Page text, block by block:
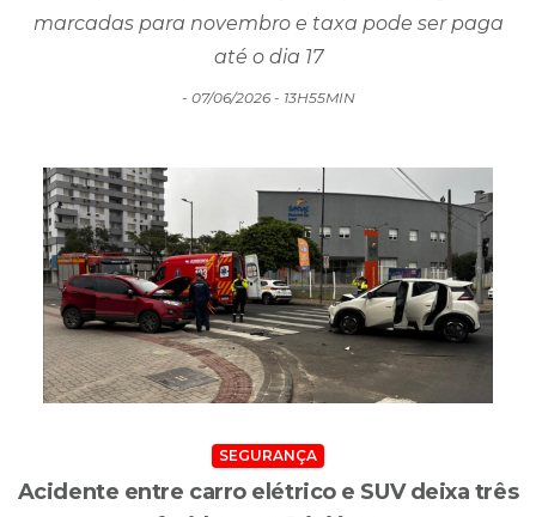
- 07/06/2026 - 13H55MIN
SEGURANÇA
feridos em Criciúma
Acidente mobilizou equipes de resgate após